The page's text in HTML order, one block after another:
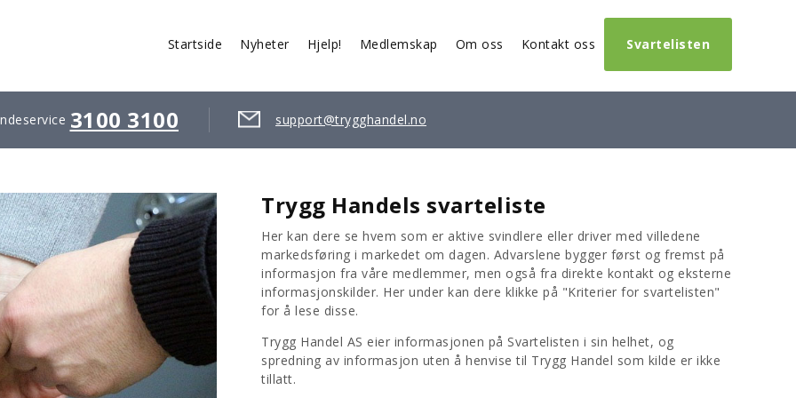
Startside Nyheter Hjelp! Medlemskap Om oss Kontakt oss Svartelisten
3100 3100 support@trygghandel.no
Trygg Handels svarteliste
Her kan dere se hvem som er aktive svindlere eller driver med villedene
markedsføring i markedet om dagen. Advarslene bygger først og fremst på
informasjon fra våre medlemmer, men også fra direkte kontakt og eksterne
informasjonskilder. Her under kan dere klikke på "Kriterier for svartelisten"
for å lese disse.
Trygg Handel AS eier informasjonen på Svartelisten i sin helhet, og
spredning av informasjon uten å henvise til Trygg Handel som kilde er ikke
tillatt.